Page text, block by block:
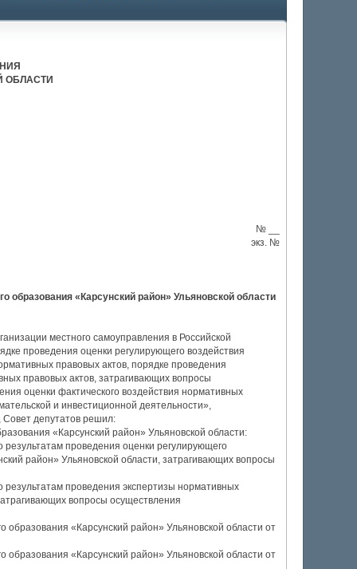
ОБЛАСТИ
№ __
экз. №
«Карсунский район» Ульяновской области
местного самоуправления в Российской
проведения оценки регулирующего воздействия
правовых актов, порядке проведения
правовых актов, затрагивающих вопросы
оценки фактического воздействия нормативных
и инвестиционной деятельности»,
Совет депутатов решил:
«Карсунский район» Ульяновской области:
проведения оценки регулирующего
район» Ульяновской области, затрагивающих вопросы
проведения экспертизы нормативных
вопросы осуществления
«Карсунский район» Ульяновской области от
«Карсунский район» Ульяновской области от